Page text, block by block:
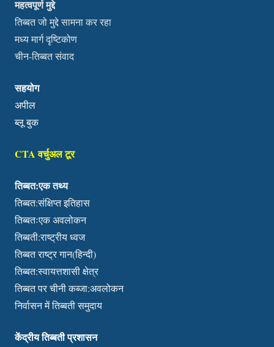
महत्वपूर्ण मुद्दे
तिब्बत जो मुद्दे सामना कर रहा
मध्य मार्ग दृष्टिकोण
चीन-तिब्बत संवाद
सहयोग
अपील
ब्लू बुक
CTA वर्चुअल टूर
तिब्बत:एक तथ्य
तिब्बत:संक्षिप्त इतिहास
तिब्बतःएक अवलोकन
तिब्बती:राष्ट्रीय ध्वज
तिब्बत राष्ट्र गान(हिन्दी)
तिब्बत:स्वायत्तशासी क्षेत्र
तिब्बत पर चीनी कब्जा:अवलोकन
निर्वासन में तिब्बती समुदाय
केंद्रीय तिब्बती प्रशासन